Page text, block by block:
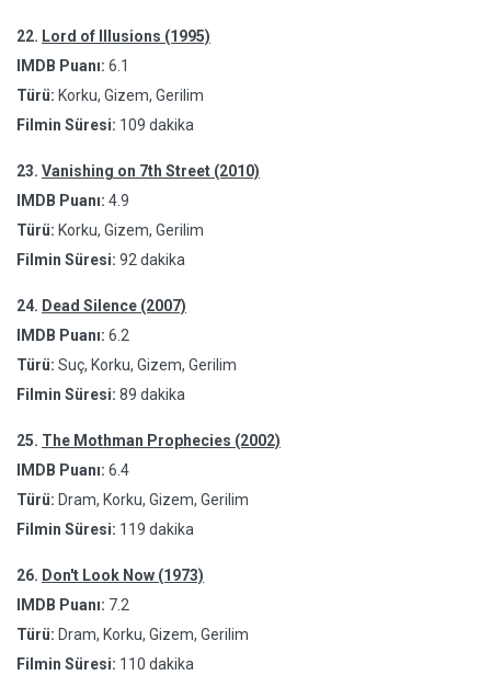
22. Lord of Illusions (1995)
IMDB Puanı: 6.1
Türü: Korku, Gizem, Gerilim
Filmin Süresi: 109 dakika
23. Vanishing on 7th Street (2010)
IMDB Puanı: 4.9
Türü: Korku, Gizem, Gerilim
Filmin Süresi: 92 dakika
24. Dead Silence (2007)
IMDB Puanı: 6.2
Türü: Suç, Korku, Gizem, Gerilim
Filmin Süresi: 89 dakika
25. The Mothman Prophecies (2002)
IMDB Puanı: 6.4
Türü: Dram, Korku, Gizem, Gerilim
Filmin Süresi: 119 dakika
26. Don't Look Now (1973)
IMDB Puanı: 7.2
Türü: Dram, Korku, Gizem, Gerilim
Filmin Süresi: 110 dakika